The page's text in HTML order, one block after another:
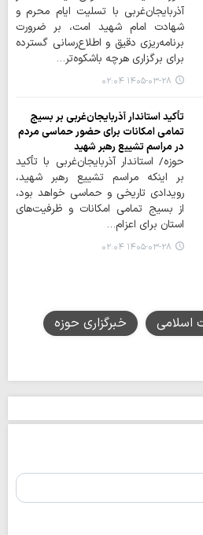
آذربایجان‌غربی با تسلیت ایام محرم و
شهادت امام شهید امت، بر ضرورت
برنامه‌ریزی دقیق و اطلاع‌رسانی گسترده
برای برگزاری هرچه باشکوه‌تر…
۱۴۰۵-۰۳-۲۸ ۰۲:۰۴
تأکید استاندار آذربایجان‌غربی بر بسیج
تمامی امکانات برای حضور حماسی مردم
در مراسم تشییع رهبر شهید
حوزه/ استاندار آذربایجان‌غربی با تأکید
بر اینکه مراسم تشییع رهبر شهید،
رویدادی تاریخی و حماسی خواهد بود،
از بسیج تمامی امکانات و ظرفیت‌های
استان برای اعزام…
۱۴۰۵-۰۳-۲۸ ۰۲:۰۴
اسلامی
خبرگزاری حوزه